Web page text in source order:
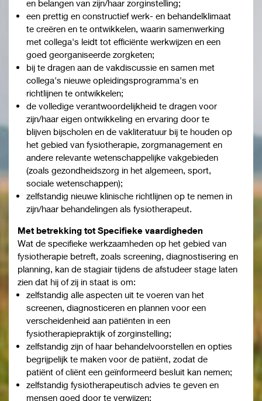
en belangen van zijn/haar zorginstelling;
een prettig en constructief werk- en behandelklimaat
te creëren en te ontwikkelen, waarin samenwerking
met collega's leidt tot efficiënte werkwijzen en een
goed georganiseerde zorgketen;
bij te dragen aan de vakdiscussie en samen met
collega's nieuwe opleidingsprogramma's en
richtlijnen te ontwikkelen;
de volledige verantwoordelijkheid te dragen voor
zijn/haar eigen ontwikkeling en ervaring door te
blijven bijscholen en de vakliteratuur bij te houden op
het gebied van fysiotherapie, zorgmanagement en
andere relevante wetenschappelijke vakgebieden
(zoals gezondheidszorg in het algemeen, sport,
sociale wetenschappen);
zelfstandig nieuwe klinische richtlijnen op te nemen in
zijn/haar behandelingen als fysiotherapeut.
Met betrekking tot Specifieke vaardigheden
Wat de specifieke werkzaamheden op het gebied van
fysiotherapie betreft, zoals screening, diagnostisering en
planning, kan de stagiair tijdens de afstudeer stage laten
zien dat hij of zij in staat is om:
zelfstandig alle aspecten uit te voeren van het
screenen, diagnosticeren en plannen voor een
verscheidenheid aan patiënten in een
fysiotherapiepraktijk of zorginstelling;
zelfstandig zijn of haar behandelvoorstellen en opties
begrijpelijk te maken voor de patiënt, zodat de
patiënt of cliënt een geïnformeerd besluit kan nemen;
zelfstandig fysiotherapeutisch advies te geven en
mensen goed door te verwijzen;